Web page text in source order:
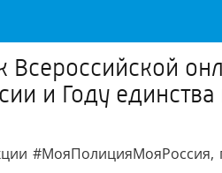
Всероссийской
и Году единства